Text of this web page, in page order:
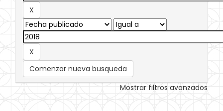
Comenzar nueva busqueda
Mostrar filtros avanzados